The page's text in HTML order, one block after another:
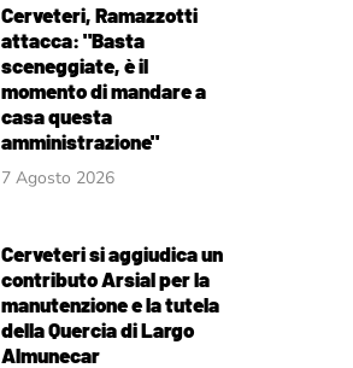
Cerveteri, Ramazzotti
attacca: "Basta
sceneggiate, è il
momento di mandare a
casa questa
amministrazione"
7 Agosto 2026
Cerveteri si aggiudica un
contributo Arsial per la
manutenzione e la tutela
della Quercia di Largo
Almunecar